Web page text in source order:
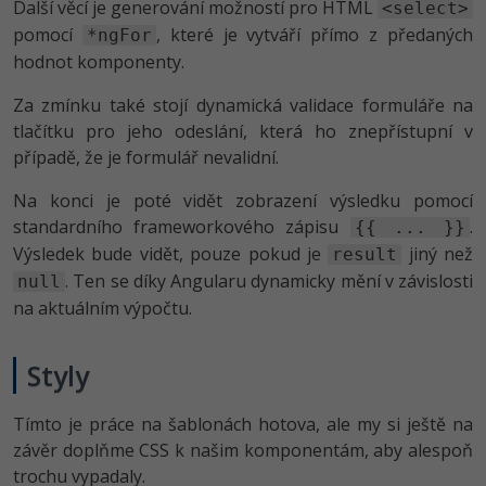
Další věcí je generování možností pro HTML <select>
pomocí *ngFor , které je vytváří přímo z předaných
hodnot komponenty.
Za zmínku také stojí dynamická validace formuláře na
tlačítku pro jeho odeslání, která ho znepřístupní v
případě, že je formulář nevalidní.
Na konci je poté vidět zobrazení výsledku pomocí
standardního frameworkového zápisu
{{ ... }} .
Výsledek bude vidět, pouze pokud je
result jiný než
null . Ten se díky Angularu dynamicky mění v závislosti
na aktuálním výpočtu.
Styly
Tímto je práce na šablonách hotova, ale my si ještě na
závěr doplňme CSS k našim komponentám, aby alespoň
trochu vypadaly.